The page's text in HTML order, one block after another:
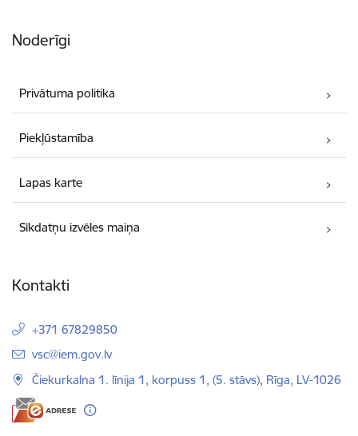
Noderīgi
Privātuma politika
Piekļūstamība
Lapas karte
Sīkdatņu izvēles maiņa
Kontakti
+371 67829850
E-pasts:
vsc@iem.gov.lv
Čiekurkalna 1. līnija 1, korpuss 1, (5. stāvs), Rīga, LV-1026